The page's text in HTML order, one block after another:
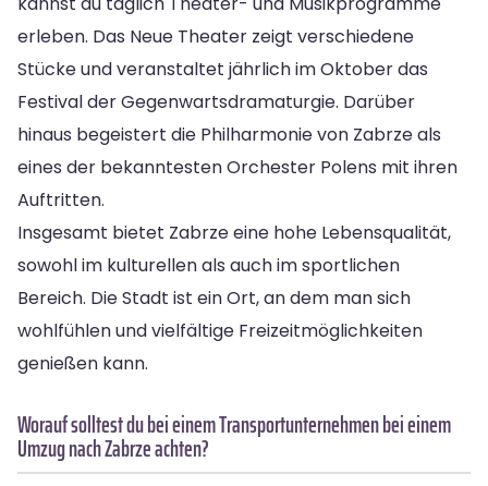
erleben. Das Neue Theater zeigt verschiedene
Stücke und veranstaltet jährlich im Oktober das
Festival der Gegenwartsdramaturgie. Darüber
hinaus begeistert die Philharmonie von Zabrze als
eines der bekanntesten Orchester Polens mit ihren
Auftritten.
Insgesamt bietet Zabrze eine hohe Lebensqualität,
sowohl im kulturellen als auch im sportlichen
Bereich. Die Stadt ist ein Ort, an dem man sich
wohlfühlen und vielfältige Freizeitmöglichkeiten
genießen kann.
Worauf solltest du bei einem Transportunternehmen bei einem
Umzug nach Zabrze achten?